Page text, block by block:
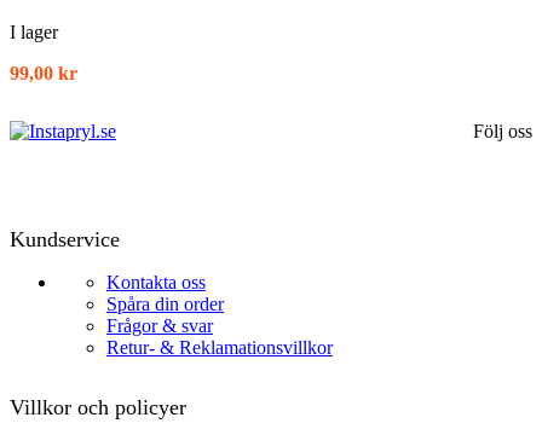
I lager
99,00 kr
Följ oss
Kundservice
Kontakta oss
Spåra din order
Frågor & svar
Retur- & Reklamationsvillkor
Villkor och policyer